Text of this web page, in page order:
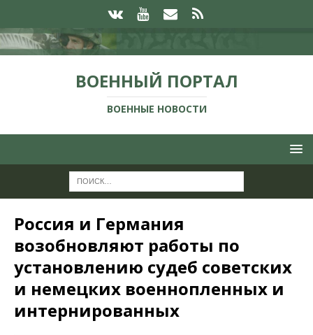
ВОЕННЫЙ ПОРТАЛ
ВОЕННЫЕ НОВОСТИ
Россия и Германия
возобновляют работы по
установлению судеб советских
и немецких военнопленных и
интернированных